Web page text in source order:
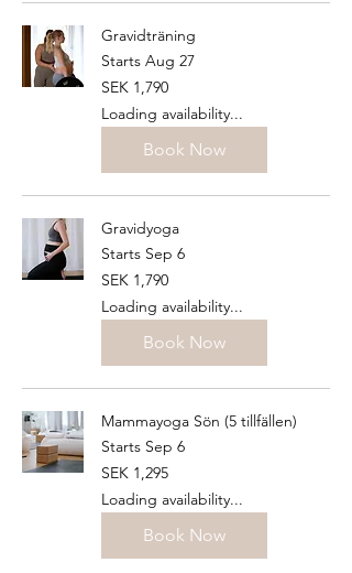
Gravidträning
Starts Aug 27
1,790
Swedish
SEK 1,790
Loading availability...
Book Now
Gravidyoga
Starts Sep 6
1,790
Swedish
SEK 1,790
Loading availability...
Book Now
Mammayoga Sön (5 tillfällen)
Starts Sep 6
1,295
Swedish
SEK 1,295
Loading availability...
Book Now